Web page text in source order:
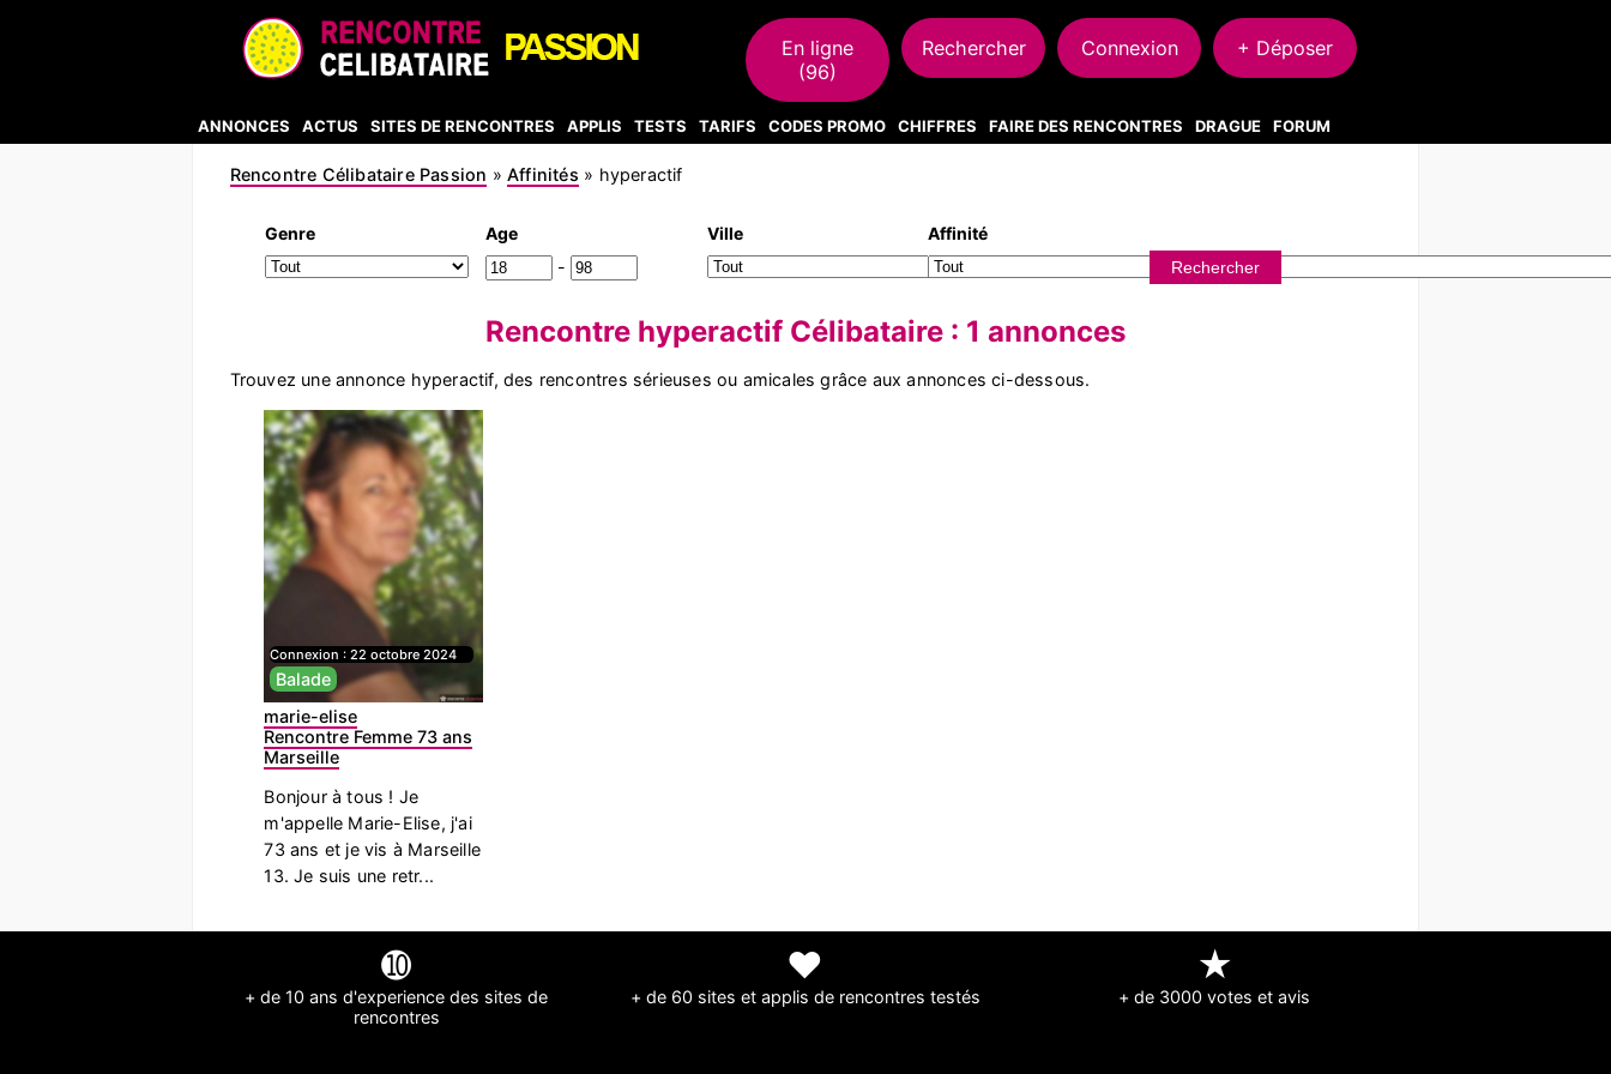
En ligne
(96)
Rechercher Connexion + Déposer
ANNONCES ACTUS SITES DE RENCONTRES APPLIS TESTS TARIFS CODES PROMO CHIFFRES FAIRE DES RENCONTRES DRAGUE FORUM
Rencontre Célibataire Passion »Affinités » hyperactif
Genre
Age
-
Ville Affinité
Rencontre hyperactif Célibataire : 1 annonces
Trouvez une annonce hyperactif, des rencontres sérieuses ou amicales grâce aux annonces ci-dessous.
Connexion : 22 octobre 2024
Balade
marie-elise
Rencontre Femme 73 ans
Marseille
Bonjour à tous ! Je
m'appelle Marie-Elise, j'ai
73 ans et je vis à Marseille
13. Je suis une retr...
➓
+ de 10 ans d'experience des sites de
rencontres
❤
+ de 60 sites et applis de rencontres testés
★
+ de 3000 votes et avis